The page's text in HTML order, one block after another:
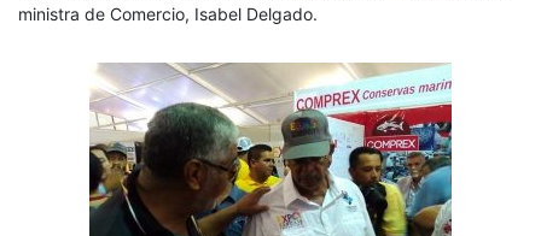
ministra de Comercio, Isabel Delgado.